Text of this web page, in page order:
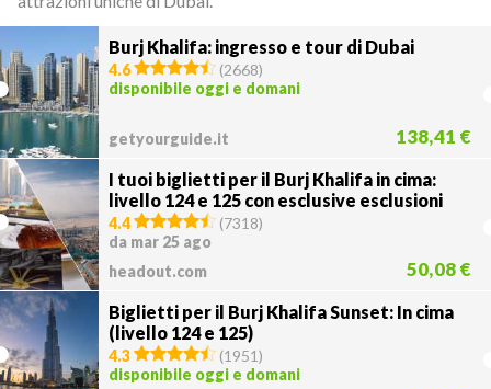
Burj Khalifa: ingresso e tour di Dubai
4.6 (2668)
disponibile oggi e domani
getyourguide.it 138,41 €
I tuoi biglietti per il Burj Khalifa in cima:
livello 124 e 125 con esclusive esclusioni
4.4 (7318)
da mar 25 ago
headout.com
50,08 €
Biglietti per il Burj Khalifa Sunset: In cima
(livello 124 e 125)
4.3 (1951)
disponibile oggi e domani